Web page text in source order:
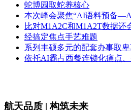
蛇博园取蛇养核心
本次峰会聚焦“AI语料预备
比对M1A2C和M1A2T数据还
经搞定焦点手艺难题
系列丰硕多元的配套办事取卑
依托AI霸占西餐连锁化痛点
航天品质 | 构筑未来